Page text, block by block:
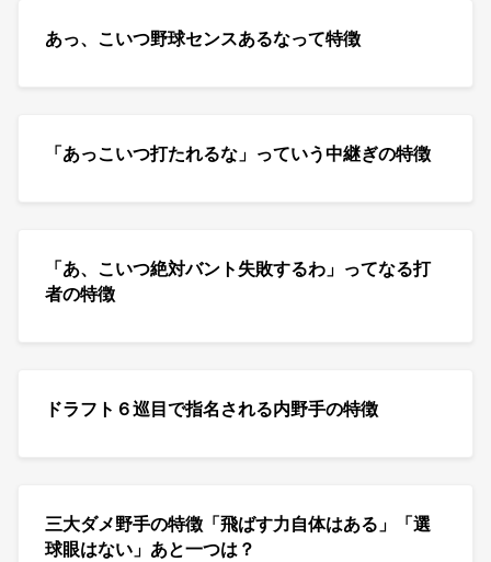
あっ、こいつ野球センスあるなって特徴
「あっこいつ打たれるな」っていう中継ぎの特徴
「あ、こいつ絶対バント失敗するわ」ってなる打
者の特徴
ドラフト６巡目で指名される内野手の特徴
三大ダメ野手の特徴「飛ばす力自体はある」「選
球眼はない」あと一つは？